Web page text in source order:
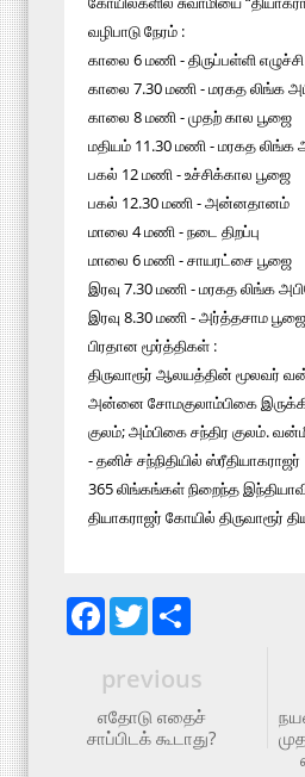
வழிபாடு நேரம் :
காலை 6 மணி - திருப்பள்ளி
காலை 7.30 மணி - மரகத லிங்க
காலை 8 மணி - முதற் கால பூஜை
மதியம் 11.30 மணி - மரகத லிங்க
பகல் 12 மணி - உச்சிக்கால பூஜை
பகல் 12.30 மணி - அன்னதானம்
மாலை 4 மணி - நடை திறப்பு
மாலை 6 மணி - சாயரட்சை பூஜை
இரவு 7.30 மணி - மரகத லிங்க
இரவு 8.30 மணி - அர்த்தசாம பூஜை
பிரதான மூர்த்திகள் :
திருவாரூர் ஆலயத்தின் மூலவர்
அன்னை சோமகுலாம்பிகை
குலம்; அம்பிகை சந்திர குலம்.
- தனிச் சந்நிதியில் ஸ்ரீதியாகராஜர்
365 லிங்கங்கள் நிறைந்த
தியாகராஜர் கோயில் திருவாரூர்
F
b
o
k
T
t
r
e
previous
எதோடு எதைச்
சாப்பிடக் கூடாது?